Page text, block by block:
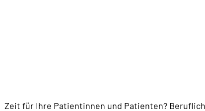
Zeit für Ihre Patientinnen und Patienten?